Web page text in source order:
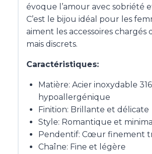
évoque l’amour avec sobriété
C’est le bijou idéal pour les
aiment les accessoires chargés
mais discrets.
Caractéristiques:
Matière: Acier inoxydable
hypoallergénique
Finition: Brillante et délicate
Style: Romantique et
Pendentif: Cœur finement
Chaîne: Fine et légère